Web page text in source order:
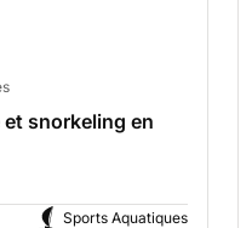
et snorkeling en
Sports Aquatiques